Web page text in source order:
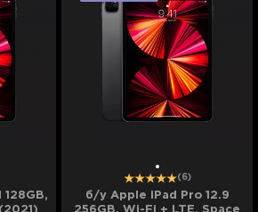
128GB,
(6)
б/у Apple iPad Pro 12.9